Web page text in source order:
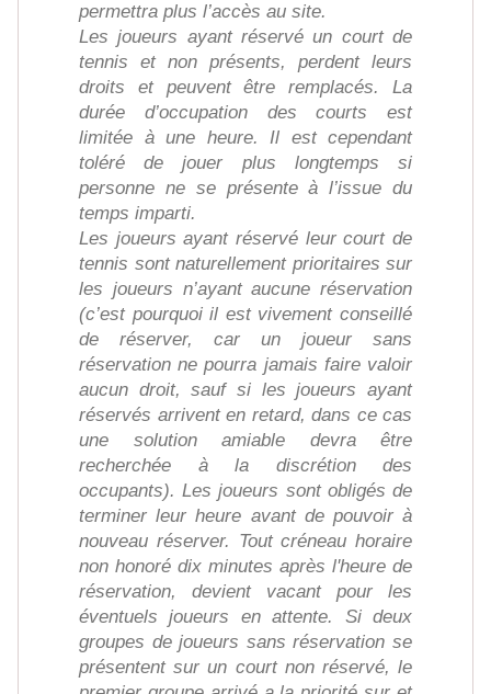
permettra plus l’accès au site.
Les joueurs ayant réservé un court de
tennis et non présents, perdent leurs
droits et peuvent être remplacés. La
durée d’occupation des courts est
limitée à une heure. Il est cependant
toléré de jouer plus longtemps si
personne ne se présente à l’issue du
temps imparti.
Les joueurs ayant réservé leur court de
tennis sont naturellement prioritaires sur
les joueurs n’ayant aucune réservation
(c’est pourquoi il est vivement conseillé
de réserver, car un joueur sans
réservation ne pourra jamais faire valoir
aucun droit, sauf si les joueurs ayant
réservés arrivent en retard, dans ce cas
une solution amiable devra être
recherchée à la discrétion des
occupants). Les joueurs sont obligés de
terminer leur heure avant de pouvoir à
nouveau réserver. Tout créneau horaire
non honoré dix minutes après l'heure de
réservation, devient vacant pour les
éventuels joueurs en attente. Si deux
groupes de joueurs sans réservation se
présentent sur un court non réservé, le